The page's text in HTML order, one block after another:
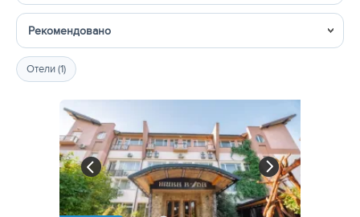
Сортировка
Отели (1)